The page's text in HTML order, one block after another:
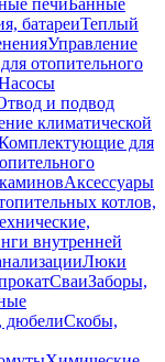
печиБанные
батареиТеплый
Управление
отопительного
и подвод
климатической
для
Аксессуары
котлов,
внутренней
Люки
СваиЗаборы,
дюбелиСкобы,